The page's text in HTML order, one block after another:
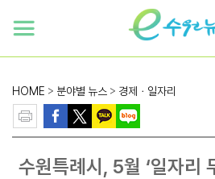
HOME > 분야별 뉴스 > 경제ㆍ일자리
수원특례시, 5월 ‘일자리